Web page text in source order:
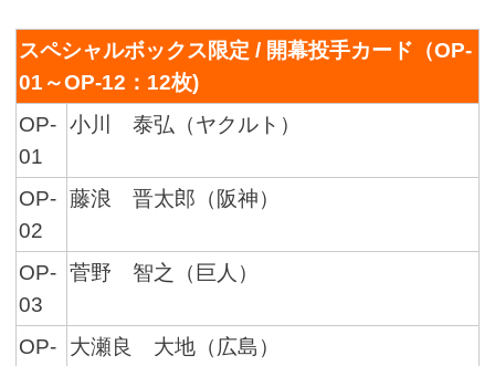
スペシャルボックス限定 / 開幕投手カード（OP-
01～OP-12：12枚)
OP-
01
小川 泰弘（ヤクルト）
OP-
02
藤浪 晋太郎（阪神）
OP-
03
菅野 智之（巨人）
OP-
大瀬良 大地（広島）